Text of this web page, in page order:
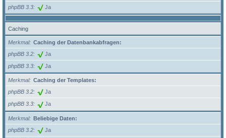
phpBB 3.3 Ja
Caching
Merkmal
Caching der Datenbankabfragen:
phpBB 3.2
Ja
phpBB 3.3 Ja
Merkmal
Caching der Templates:
phpBB 3.2
Ja
phpBB 3.3 Ja
Merkmal
Beliebige Daten:
phpBB 3.2
Ja